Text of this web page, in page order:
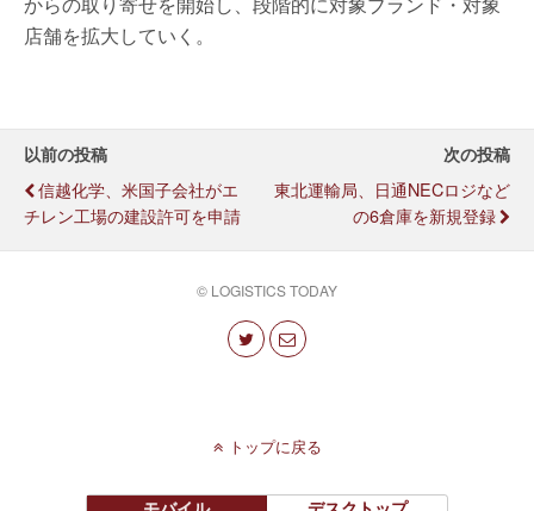
店舗を拡大していく。
以前の投稿
信越化学、米国子会社がエ
チレン工場の建設許可を申請
次の投稿
東北運輸局、日通NECロジなど
の6倉庫を新規登録
© LOGISTICS TODAY
トップに戻る